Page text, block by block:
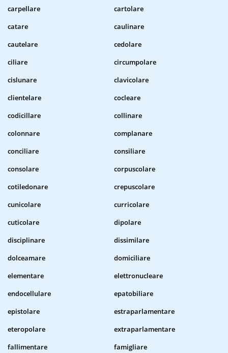
carpellare
cartolare
catare
caulinare
cautelare
cedolare
ciliare
circumpolare
cislunare
clavicolare
clientelare
cocleare
codicillare
collinare
colonnare
complanare
conciliare
consiliare
consolare
corpuscolare
cotiledonare
crepuscolare
cunicolare
curricolare
cuticolare
dipolare
disciplinare
dissimilare
dolceamare
domiciliare
elementare
elettronucleare
endocellulare
epatobiliare
epistolare
estraparlamentare
eteropolare
extraparlamentare
fallimentare
famigliare